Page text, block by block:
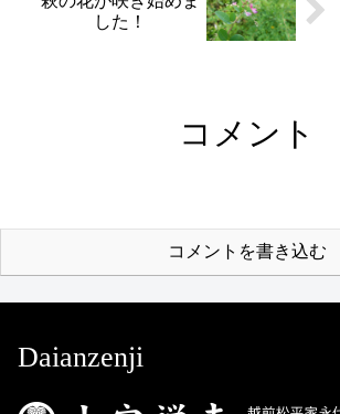
した！
コメント
コメントを書き込む
Daianzenji